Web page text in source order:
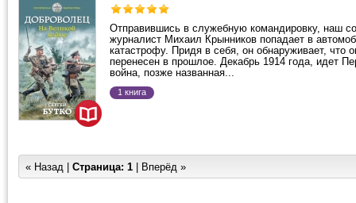
Отправившись в служебную командировку, наш
журналист Михаил Крынников попадает в
катастрофу. Придя в себя, он обнаруживает, что
перенесен в прошлое. Декабрь 1914 года, идет
война, позже названная...
1 книга
« Назад | Страница: 1 | Вперёд »